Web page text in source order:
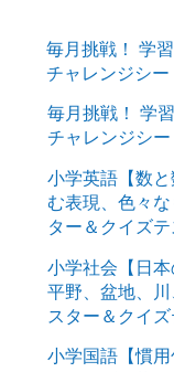
毎月挑戦！ 学
チャレンジシー
毎月挑戦！ 学
チャレンジシー
小学英語【数
む表現、色々
ター＆クイズ
小学社会【日本
平野、盆地、
スター＆クイ
小学国語【慣用